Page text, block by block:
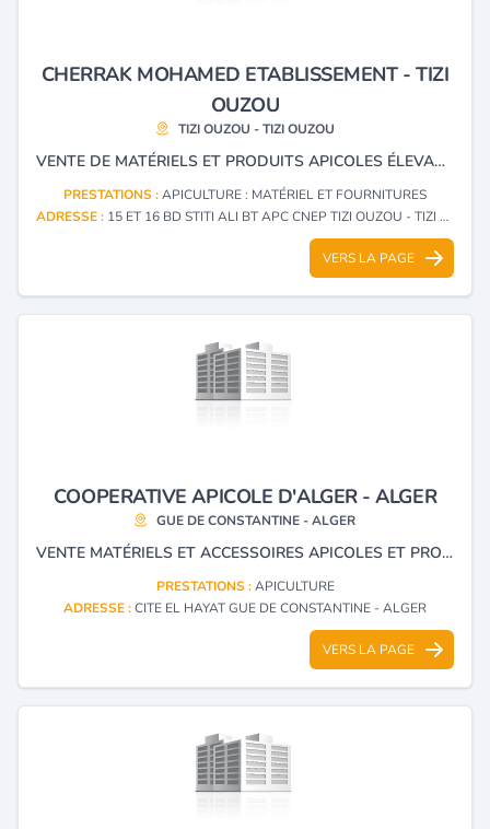
CHERRAK MOHAMED ETABLISSEMENT - TIZI
OUZOU
TIZI OUZOU - TIZI OUZOU
VENTE DE MATÉRIELS ET PRODUITS APICOLES ÉLEVAGE JARDINAGE ET ESPACES VERTS
PRESTATIONS :APICULTURE : MATÉRIEL ET FOURNITURES
ADRESSE : 15 ET 16 BD STITI ALI BT APC CNEP TIZI OUZOU - TIZI OUZOU
VERS LA PAGE
COOPERATIVE APICOLE D'ALGER - ALGER
GUE DE CONSTANTINE - ALGER
VENTE MATÉRIELS ET ACCESSOIRES APICOLES ET PRODUITS DE LA RUCHE.
PRESTATIONS :APICULTURE
ADRESSE :CITE EL HAYAT GUE DE CONSTANTINE - ALGER
VERS LA PAGE